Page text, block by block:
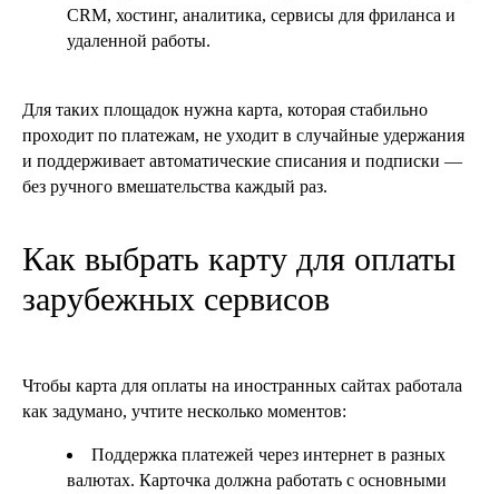
CRM, хостинг, аналитика, сервисы для фриланса и
удаленной работы.
Для таких площадок нужна карта, которая стабильно
проходит по платежам, не уходит в случайные удержания
и поддерживает автоматические списания и подписки —
без ручного вмешательства каждый раз.
Как выбрать карту для оплаты
зарубежных сервисов
Чтобы карта для оплаты на иностранных сайтах работала
как задумано, учтите несколько моментов:
Поддержка платежей через интернет в разных
валютах. Карточка должна работать с основными